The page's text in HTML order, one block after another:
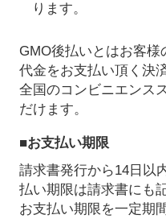
ります。
GMO後払いとはお客様
代金をお支払い頂く決
全国のコンビニエンス
だけます。
■お支払い期限
請求書発行から14日以
払い期限は請求書にも
お支払い期限を一定期